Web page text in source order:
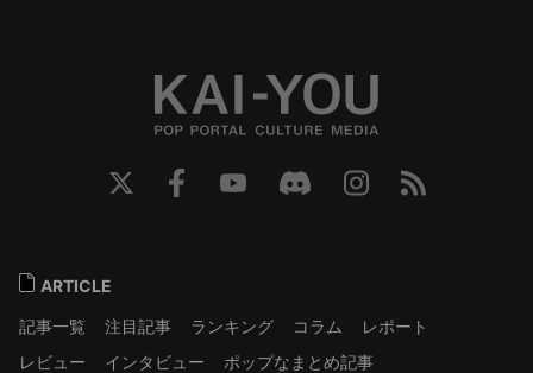
ARTICLE
記事一覧
注目記事 ランキング コラム
レポート
レビュー
インタビュー ポップなまとめ記事